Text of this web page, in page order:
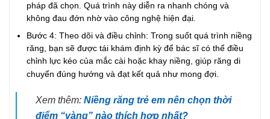
pháp đã chọn. Quá trình này diễn ra nhanh chóng và
không đau đớn nhờ vào công nghệ hiện đại.
Bước 4: Theo dõi và điều chỉnh: Trong suốt quá trình niềng
răng, bạn sẽ được tái khám định kỳ để bác sĩ có thể điều
chỉnh lực kéo của mắc cài hoặc khay niềng, giúp răng di
chuyển đúng hướng và đạt kết quả như mong đợi.
Xem thêm: Niềng răng trẻ em nên chọn thời
điểm “vàng” nào thích hợp nhất?